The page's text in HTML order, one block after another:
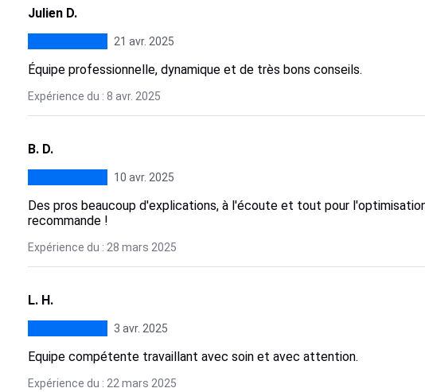
Julien D.
21 avr. 2025
Équipe professionnelle, dynamique et de très bons conseils.
Expérience du : 8 avr. 2025
B. D.
10 avr. 2025
Des pros beaucoup d'explications, à l'écoute et tout pour
recommande !
Expérience du : 28 mars 2025
L. H.
3 avr. 2025
Equipe compétente travaillant avec soin et avec attention.
Expérience du : 22 mars 2025